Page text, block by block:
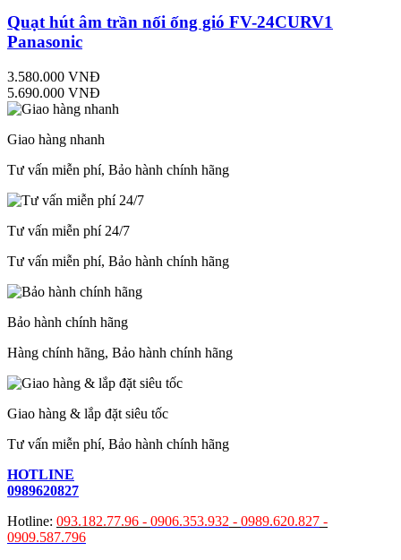
Quạt hút âm trần nối ống gió FV-24CURV1
Panasonic
3.580.000 VNĐ
5.690.000 VNĐ
Giao hàng nhanh
Tư vấn miễn phí, Bảo hành chính hãng
Tư vấn miễn phí 24/7
Tư vấn miễn phí, Bảo hành chính hãng
Bảo hành chính hãng
Hàng chính hãng, Bảo hành chính hãng
Giao hàng & lắp đặt siêu tốc
Tư vấn miễn phí, Bảo hành chính hãng
HOTLINE
0989620827
Hotline: 093.182.77.96 - 0906.353.932 - 0989.620.827 -
0909.587.796